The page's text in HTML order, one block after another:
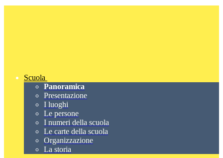
Scuola
Panoramica
Presentazione
I luoghi
Le persone
I numeri della scuola
Le carte della scuola
Organizzazione
La storia